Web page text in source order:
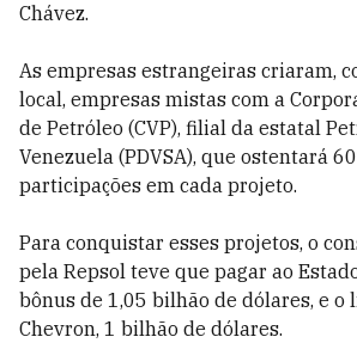
Chávez.
As empresas estrangeiras criaram,
local, empresas mistas com a
de Petróleo (CVP), filial da estatal
Venezuela (PDVSA), que ostentará
participações em cada projeto.
Para conquistar esses projetos, o
pela Repsol teve que pagar ao
bônus de 1,05 bilhão de dólares, e o
Chevron, 1 bilhão de dólares.